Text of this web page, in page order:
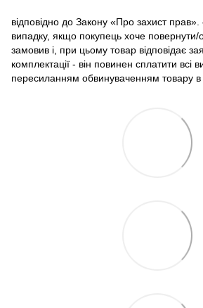
відповідно до Закону «Про захист прав».
випадку, якщо покупець хоче повернути/
замовив і, при цьому товар відповідає
комплектації - він повинен сплатити всі
пересиланням обвинуваченням товару в